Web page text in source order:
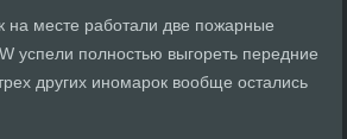
на месте работали две пожарные
успели полностью выгореть передние
других иномарок вообще остались